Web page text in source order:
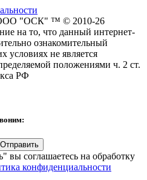
"ОСК" ™ © 2010-26
на то, что данный интернет-
ознакомительный
условиях не является
положениями ч. 2 ст.
РФ
Отправить
соглашаетесь на обработку
конфиденциальности